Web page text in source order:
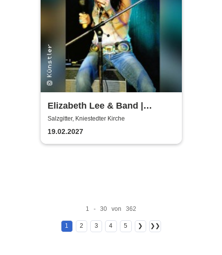
Elizabeth Lee & Band |
Kniestedter Kirche
Salzgitter, Kniestedter Kirche
19.02.2027
1 - 30 von 362
1 2 3 4 5 ❯ ❯❯